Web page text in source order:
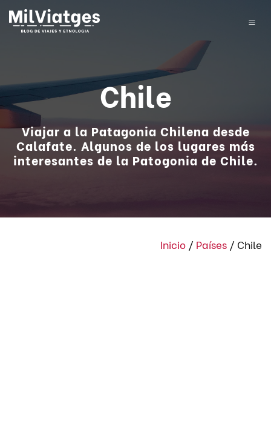
Chile
Viajar a la Patagonia Chilena desde
Calafate. Algunos de los lugares más
interesantes de la Patogonia de Chile.
Inicio / Países / Chile